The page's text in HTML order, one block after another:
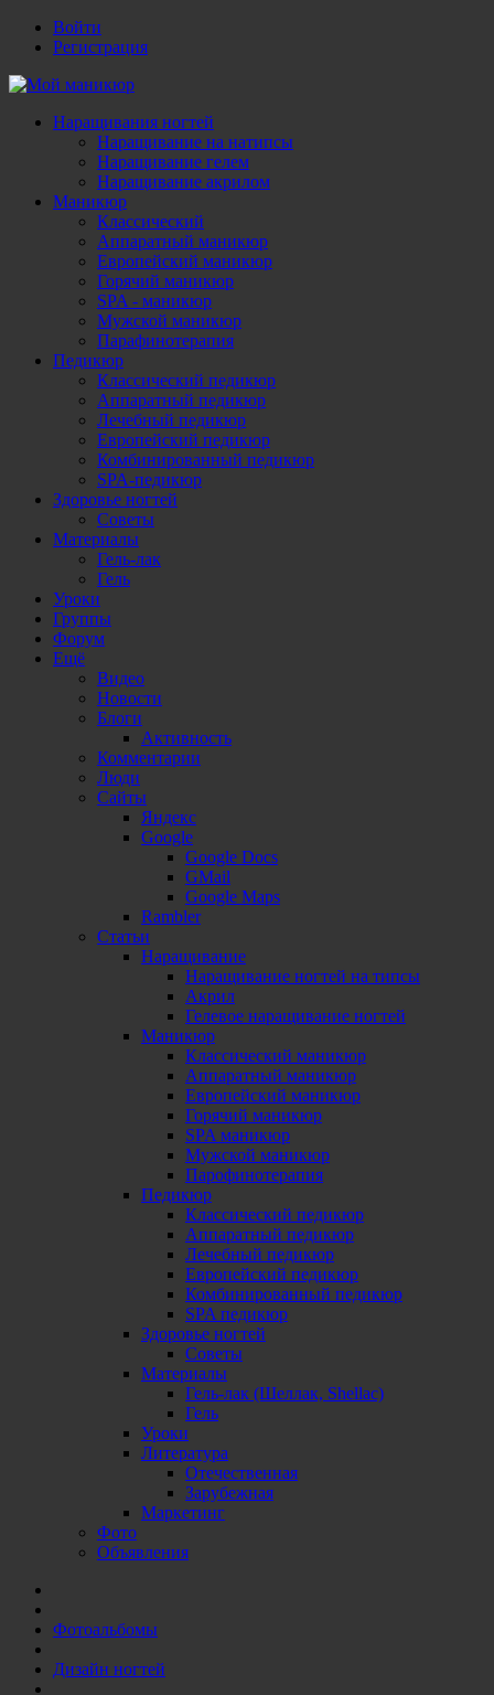
Войти
Регистрация
Наращивания ногтей
Наращивание на натипсы
Наращивание гелем
Наращивание акрилом
Маникюр
Классический
Аппаратный маникюр
Европейский маникюр
Горячий маникюр
SPA - маникюр
Мужской маникюр
Парафинотерапия
Педикюр
Классический педикюр
Аппаратный педикюр
Лечебный педикюр
Европейский педикюр
Комбинированный педикюр
SPA-педикюр
Здоровье ногтей
Советы
Материалы
Гель-лак
Гель
Уроки
Группы
Форум
Ещё
Видео
Новости
Блоги
Активность
Комментарии
Люди
Сайты
Яндекс
Google
Google Docs
GMail
Google Maps
Rambler
Статьи
Наращивание
Наращивание ногтей на типсы
Акрил
Гелевое наращивание ногтей
Маникюр
Классический маникюр
Аппаратный маникюр
Европейский маникюр
Горячий маникюр
SPA маникюр
Мужской маникюр
Парофинотерапия
Педикюр
Классический педикюр
Аппаратный педикюр
Лечебный педикюр
Европейский педикюр
Комбинированный педикюр
SPA педикюр
Здоровье ногтей
Советы
Материалы
Гель-лак (Шеллак, Shellac)
Гель
Уроки
Литература
Отечественная
Зарубежная
Маркетинг
Фото
Объявления
Фотоальбомы
Дизайн ногтей